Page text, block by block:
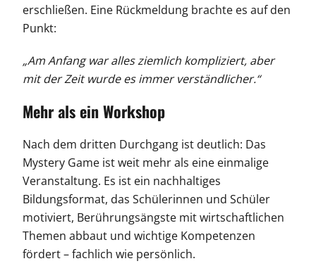
erschließen. Eine Rückmeldung brachte es auf den
Punkt:
„Am Anfang war alles ziemlich kompliziert, aber
mit der Zeit wurde es immer verständlicher.“
Mehr als ein Workshop
Nach dem dritten Durchgang ist deutlich: Das
Mystery Game ist weit mehr als eine einmalige
Veranstaltung. Es ist ein nachhaltiges
Bildungsformat, das Schülerinnen und Schüler
motiviert, Berührungsängste mit wirtschaftlichen
Themen abbaut und wichtige Kompetenzen
fördert – fachlich wie persönlich.